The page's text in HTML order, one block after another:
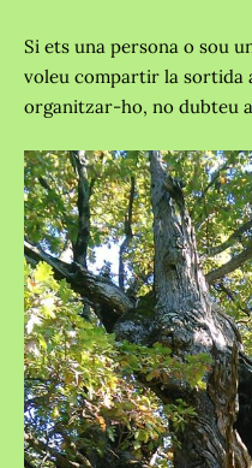
Si ets una persona o sou
voleu compartir la sortida
organitzar-ho, no dubteu